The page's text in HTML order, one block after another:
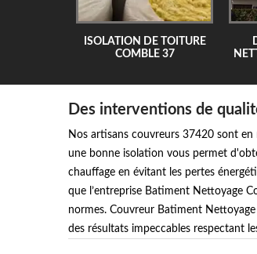
ISOLATION DE TOITURE
COMBLE 37
Des interventions de
Nos artisans couvreurs 37420 sont
une bonne isolation vous permet
chauffage en évitant les pertes
que l’entreprise Batiment Nettoyage
normes. Couvreur Batiment
des résultats impeccables respectant